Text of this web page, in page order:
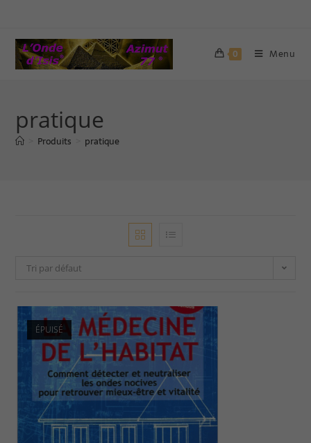
0 Menu
pratique
Produits pratique
Tri par défaut
ÉPUISÉ